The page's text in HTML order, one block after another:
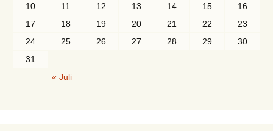
10
11 12 13 14 15
16
17
18 19 20 21 22
23
24
25 26 27 28 29
30
31
« Juli